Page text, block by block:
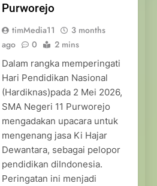
Purworejo
timMedia11
3 months
ago
0 2 mins
Dalam rangka memperingati
Hari Pendidikan Nasional
(Hardiknas)pada 2 Mei 2026,
SMA Negeri 11 Purworejo
mengadakan upacara untuk
mengenang jasa Ki Hajar
Dewantara, sebagai pelopor
pendidikan diIndonesia.
Peringatan ini menjadi